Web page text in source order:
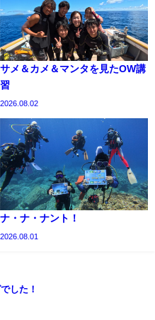
サメ＆カメ＆マンタを見たOW講
習
2026.08.02
ナ・ナ・ナント！
2026.08.01
した！